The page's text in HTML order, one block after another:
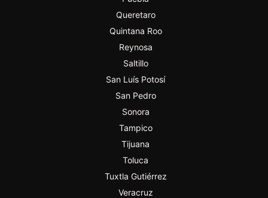
Queretaro
Quintana Roo
Reynosa
Saltillo
San Luís Potosí
San Pedro
Sonora
Tampico
Tijuana
Toluca
Tuxtla Gutiérrez
Veracruz